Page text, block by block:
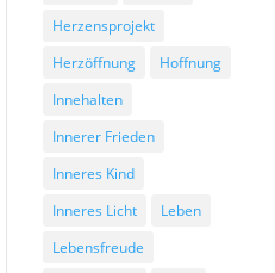
Herzensprojekt
Herzöffnung
Hoffnung
Innehalten
Innerer Frieden
Inneres Kind
Inneres Licht
Leben
Lebensfreude